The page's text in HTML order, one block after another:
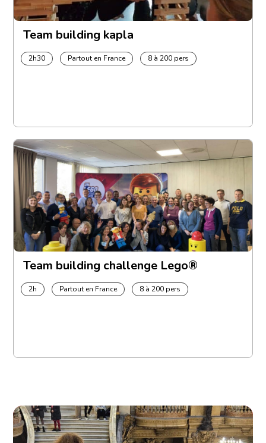
Team building kapla
2h30 Partout en France 8 à 200 pers
Team building challenge Lego®
2h Partout en France 8 à 200 pers